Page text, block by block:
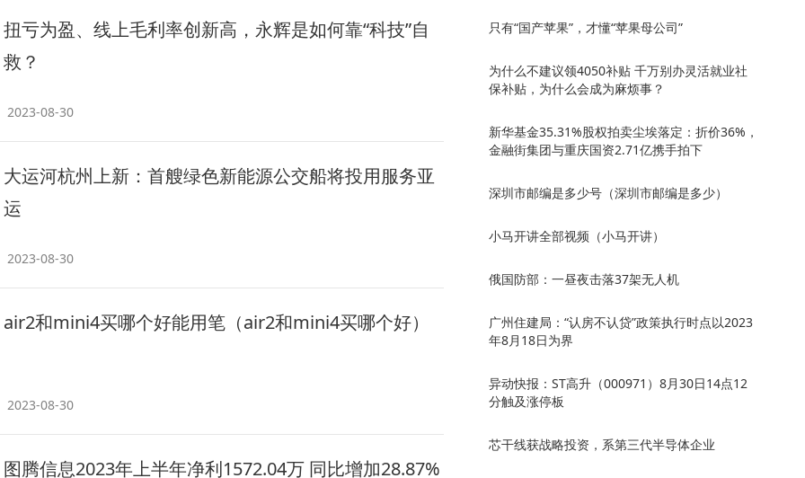
扭亏为盈、线上毛利率创新高，永辉是如何靠“科技”自
救？
2023-08-30
大运河杭州上新：首艘绿色新能源公交船将投用服务亚
运
2023-08-30
air2和mini4买哪个好能用笔（air2和mini4买哪个好）
2023-08-30
图腾信息2023年上半年净利1572.04万 同比增加28.87%
只有“国产苹果”，才懂“苹果母公司”
为什么不建议领4050补贴 千万别办灵活就业社
保补贴，为什么会成为麻烦事？
新华基金35.31%股权拍卖尘埃落定：折价36%，
金融街集团与重庆国资2.71亿携手拍下
深圳市邮编是多少号（深圳市邮编是多少）
小马开讲全部视频（小马开讲）
俄国防部：一昼夜击落37架无人机
广州住建局：“认房不认贷”政策执行时点以2023
年8月18日为界
异动快报：ST高升（000971）8月30日14点12
分触及涨停板
芯干线获战略投资，系第三代半导体企业